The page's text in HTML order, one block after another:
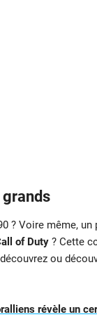
? Voire même,
of Duty? Cette
ou
révèle un